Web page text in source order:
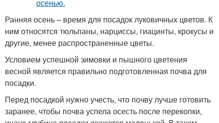
Ранняя осень – время для посадок луковичных цветов. К
ним относятся тюльпаны, нарциссы, гиацинты, крокусы и
другие, менее распространенные цветы.
Условием успешной зимовки и пышного цветения
весной является правильно подготовленная почва для
посадки.
Перед посадкой нужно учесть, что почву лучше готовить
заранее, чтобы почва успела осесть после перекопки,